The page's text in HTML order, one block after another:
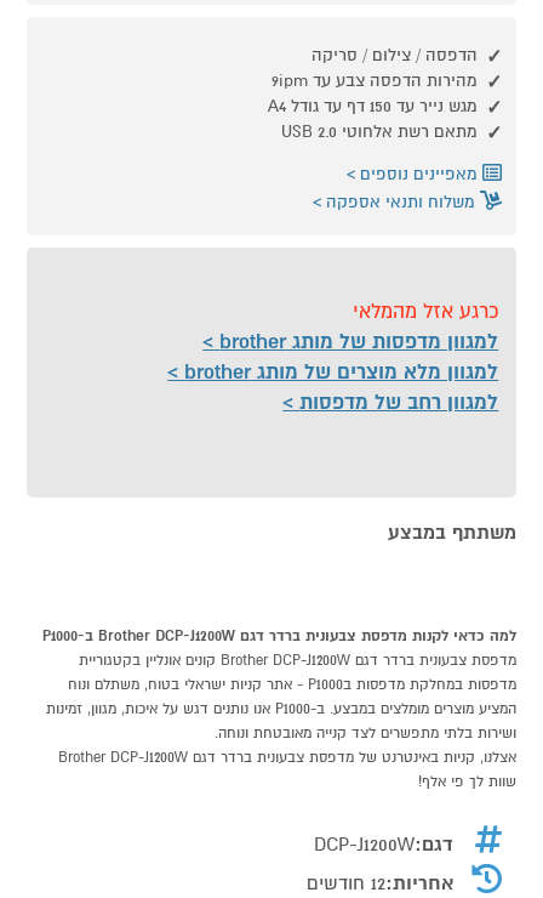
הדפסה / צילום / סריקה
מהירות הדפסה צבע עד 9ipm
מגש נייר עד 150 דף עד גודל A4
מתאם רשת אלחוטי USB 2.0
מאפיינים נוספים
משלוח ותנאי אספקה
כרגע אזל מהמלאי
למגוון מדפסות של מותג brother
למגוון מלא מוצרים של מותג brother
למגוון רחב של מדפסות
משתתף במבצע
למה כדאי לקנות מדפסת צבעונית ברדר דגם Brother DCP-J1200W ב-P1000
מדפסת צבעונית ברדר דגם Brother DCP-J1200W קונים אונליין בקטגוריית
מדפסות במחלקת מדפסות בP1000 - אתר קניות ישראלי בטוח, משתלם ונוח
המציע מוצרים מומלצים במבצע. ב-P1000 אנו נותנים דגש על איכות, מגוון, זמינות
ושירות בלתי מתפשרים לצד קנייה מאובטחת ונוחה.
אצלנו, קניות באינטרנט של מדפסת צבעונית ברדר דגם Brother DCP-J1200W
שוות לך פי אלף!
דגם:DCP-J1200W
אחריות:12 חודשים